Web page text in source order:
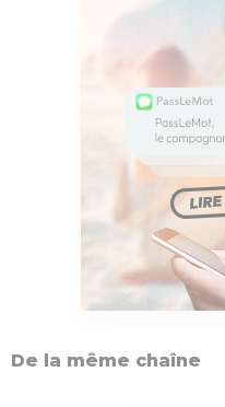
De la même chaîne